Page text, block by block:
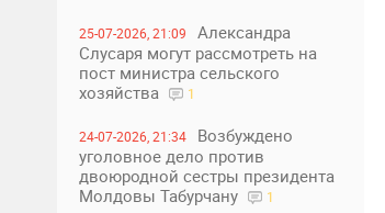
25-07-2026, 21:09
Александра
Слусаря могут рассмотреть на
пост министра сельского
хозяйства
1
24-07-2026, 21:34
Возбуждено
уголовное дело против
двоюродной сестры президента
Молдовы Табурчану
1